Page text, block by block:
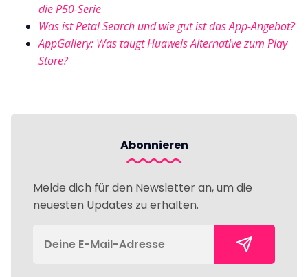
die P50-Serie
Was ist Petal Search und wie gut ist das App-Angebot?
AppGallery: Was taugt Huaweis Alternative zum Play
Store?
Abonnieren
Melde dich für den Newsletter an, um die
neuesten Updates zu erhalten.